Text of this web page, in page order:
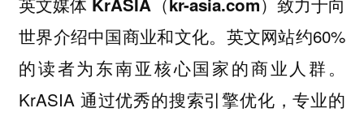
世界介绍中国商业和文化。 英文网站约60%
的读者为东南亚核心国家的商业人群。
KrASIA 通过优秀的搜索引擎优化，专业的